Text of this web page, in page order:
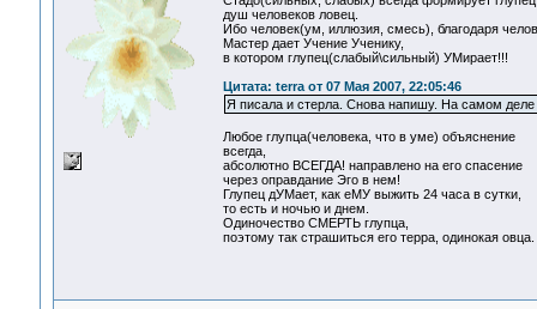
душ человеков ловец.
Ибо человек(ум, иллюзия, смесь), благодаря
Мастер дает Учение Ученику,
в котором глупец(слабый\сильный) УМирает!!!
Цитата: terra от 07 Мая 2007, 22:05:46
Я писала и стерла. Снова напишу. На самом деле
Любое глупца(человека, что в уме) объяснение
всегда,
абсолютно ВСЕГДА! направлено на его спасение
через оправдание Эго в нем!
Глупец дУМает, как еМУ выжить 24 часа в сутки,
то есть и ночью и днем.
Одиночество СМЕРТЬ глупца,
поэтому так страшиться его терра, одинокая овца.